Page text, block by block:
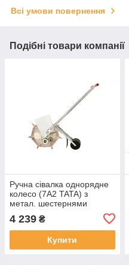
Всі умови повернення
Подібні товари компанії
Ручна сівалка однорядне
колесо (7A2 TATA) з
метал. шестернями
4 239 ₴
Купити